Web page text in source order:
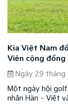
Kia Việt Nam
Viên cộng đồng
Ngày 29 tháng
Một ngày hội
nhân Hàn – Việt